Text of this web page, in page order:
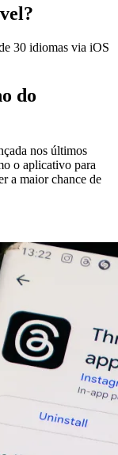
30 idiomas via iOS
do
nos últimos
o aplicativo para
a maior chance de